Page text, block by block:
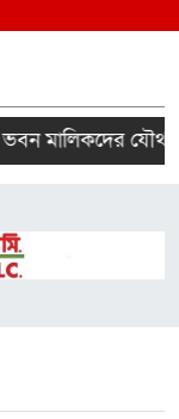
যৌথ